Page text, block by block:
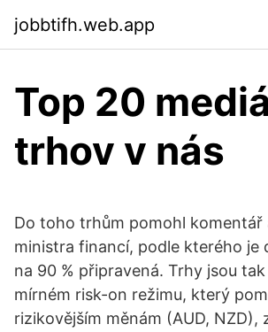
jobbtifh.web.app
Top 20
trhov v nás
Do toho trhům pomohl komentář
ministra financí, podle kterého je
na 90 % připravená. Trhy jsou
mírném risk-on režimu, který
rizikovějším měnám (AUD, NZD),